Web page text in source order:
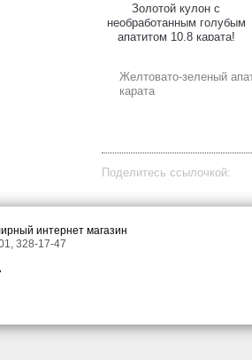
Золотой кулон с
необработанным голубым
апатитом 10,8 карата!
кулон с
полихромным
86,9 карата,
и розовыми
Золотое кольцо с ярким
Желтовато-зеленый
карата
Поделитесь ссылочкой:
интернет магазин
328-17-47